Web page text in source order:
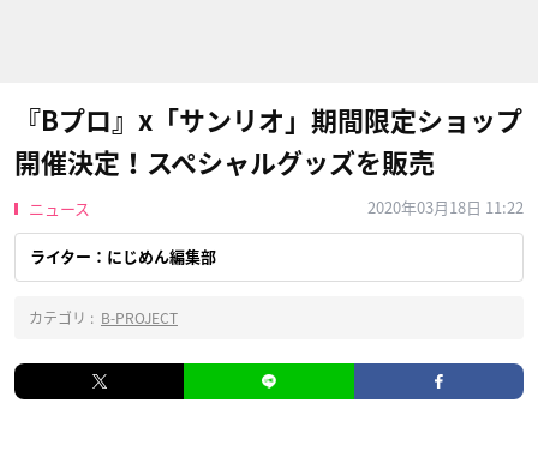
『Bプロ』x「サンリオ」期間限定ショップ
開催決定！スペシャルグッズを販売
ニュース 2020年03月18日 11:22
ライター：にじめん編集部
カテゴリ : B-PROJECT